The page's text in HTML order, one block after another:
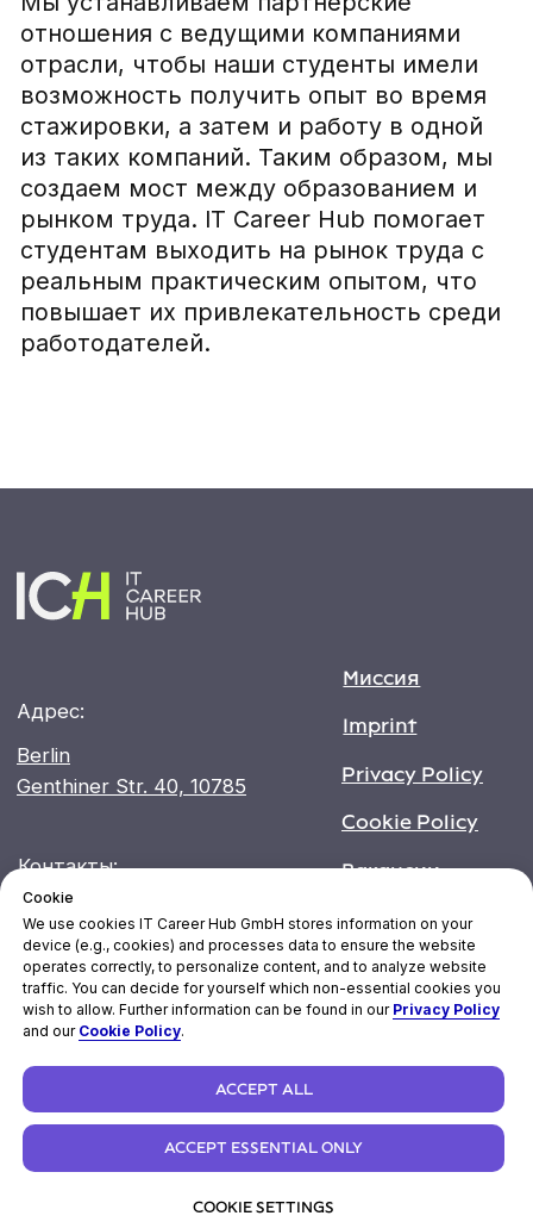
Cookie
We use cookies IT Career Hub GmbH stores information on your
device (e.g., cookies) and processes data to ensure the website
operates correctly, to personalize content, and to analyze website
traffic. You can decide for yourself which non-essential cookies you
wish to allow. Further information can be found in our Privacy Policy
and our Cookie Policy.
ACCEPT ALL
ACCEPT ESSENTIAL ONLY
COOKIE SETTINGS
Адрес:
Privacy Policy
Imprint
Миссия
Вакансии
Выпускники
Блог
Berlin
Genthiner Str. 40, 10785
Контакты:
+49 30 915-88492
hr@itcareerhub
info@itcareerhub.de